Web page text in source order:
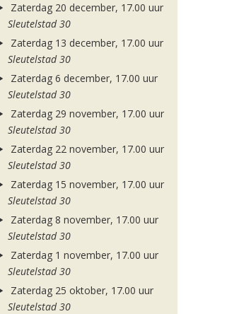
Zaterdag 20 december, 17.00 uur
Sleutelstad 30
Zaterdag 13 december, 17.00 uur
Sleutelstad 30
Zaterdag 6 december, 17.00 uur
Sleutelstad 30
Zaterdag 29 november, 17.00 uur
Sleutelstad 30
Zaterdag 22 november, 17.00 uur
Sleutelstad 30
Zaterdag 15 november, 17.00 uur
Sleutelstad 30
Zaterdag 8 november, 17.00 uur
Sleutelstad 30
Zaterdag 1 november, 17.00 uur
Sleutelstad 30
Zaterdag 25 oktober, 17.00 uur
Sleutelstad 30